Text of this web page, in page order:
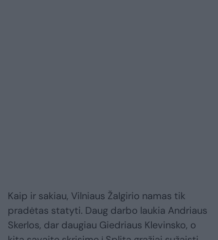
Kaip ir sakiau, Vilniaus Žalgirio namas tik
pradėtas statyti. Daug darbo laukia Andriaus
Skerlos, dar daugiau Giedriaus Klevinsko, o